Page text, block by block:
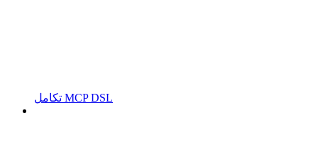
تكامل MCP DSL